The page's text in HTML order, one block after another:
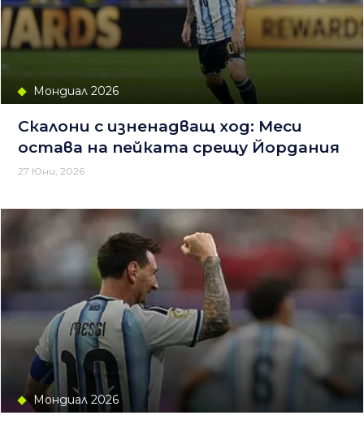
Мондиал 2026
Скалони с изненадващ ход: Меси
остава на пейката срещу Йордания
27 Юни, 2026
Мондиал 2026